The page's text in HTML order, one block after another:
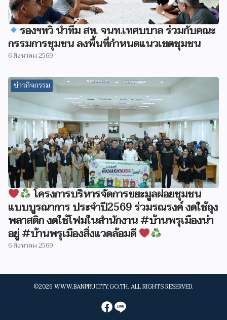
รองฯทวิ นำทีม สท. จนท.เทศบบาล ร่วมกับคณะ
กรรมการชุมชน ลงพื้นที่กำหนดแนวเขตชุมชน
6 สิงหาคม 2569
ข่าวกิจกรรม
โครงการบริหารจัดการขยะมูลฝอยชุมชน
แบบบูรณาการ ประจำปี2569 ร่วมรณรงค์ งดใช้ถุง
พลาสติก งดใช้โฟมในสำนักงาน #บ้านพรุเมืองน่า
อยู่ #บ้านพรุเมืองสิ่งแวดล้อมดี
6 สิงหาคม 2569
©2026 WWW.BANPRUCITY.GO.TH. ALL RIGHTS RESERVED.